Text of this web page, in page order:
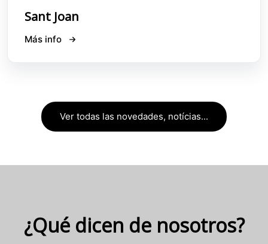
Sant Joan
Más info
Ver todas las novedades, notícias...
¿Qué dicen de nosotros?